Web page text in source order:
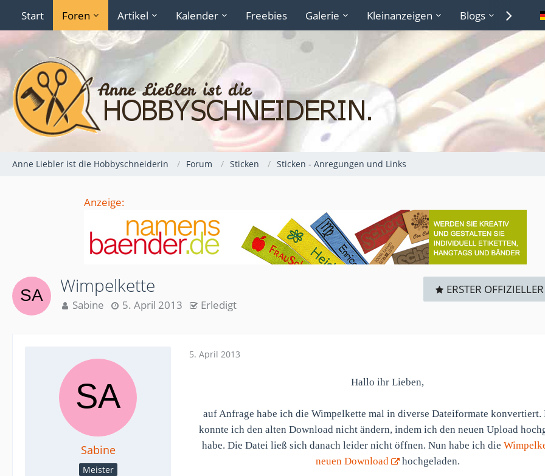
Start Foren Artikel Kalender Freebies Galerie Kleinanzeigen Blogs
Anne Liebler ist die Hobbyschneiderin Forum Sticken Sticken - Anregungen und Links
Anzeige:
Wimpelkette
Sabine 5. April 2013 Erledigt
ERSTER
Sabine
Meister
5. April 2013
Hallo ihr Lieben,
auf Anfrage habe ich die Wimpelkette mal in diverse Dateiformate konvertiert.
konnte ich den alten Download nicht ändern, indem ich den neuen Upload
habe. Die Datei ließ sich danach leider nicht öffnen. Nun habe ich die
neuen Download
hochgeladen.